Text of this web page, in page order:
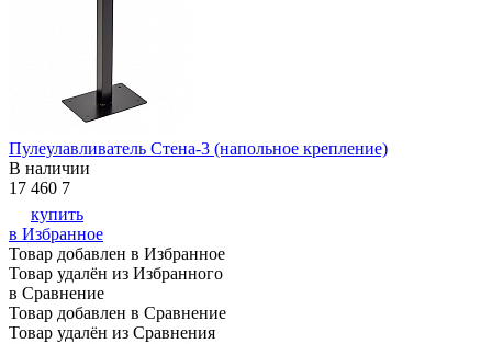
Пулеулавливатель Стена-3 (напольное крепление)
В наличии
17 460 7
купить
в Избранное
Товар добавлен в Избранное
Товар удалён из Избранного
в Сравнение
Товар добавлен в Сравнение
Товар удалён из Сравнения